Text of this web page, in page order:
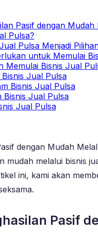
Pasif dengan
Pulsa?
Pulsa Menjadi
untuk Memulai
Memulai Bisnis Jual
Jual Pulsa
Bisnis Jual Pulsa
Bisnis Jual Pulsa
Jual Pulsa
dengan Mudah
mudah melalui bisnis
ini, kami akan
Pasif